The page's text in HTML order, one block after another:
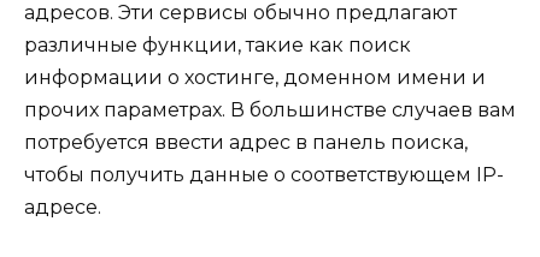
адресов. Эти сервисы обычно предлагают
различные функции, такие как поиск
информации о хостинге, доменном имени и
прочих параметрах. В большинстве случаев вам
потребуется ввести адрес в панель поиска,
чтобы получить данные о соответствующем IP-
адресе.